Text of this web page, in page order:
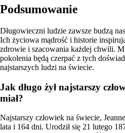
Podsumowanie
Długowieczni ludzie zawsze budzą
Ich życiowa mądrość i historie
zdrowie i szacowania każdej chwili.
pokolenia będą czerpać z tych
najstarszych ludzi na świecie.
Jak długo żył najstarszy
miał?
Najstarszy człowiek na świecie,
lata i 164 dni. Urodził się 21 lutego